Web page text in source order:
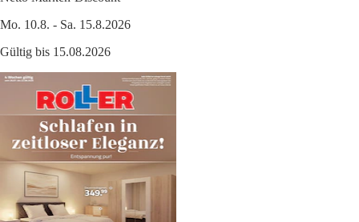
Mo. 10.8. - Sa. 15.8.2026
Gültig bis 15.08.2026